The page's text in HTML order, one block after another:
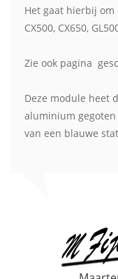
Het gaat hierbij om
CX500, CX650,
Zie ook pagina
Deze module heet
aluminium
van een blauwe